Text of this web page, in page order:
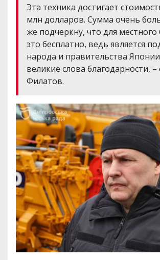
Эта техника достигает
млн долларов. Сумма очень
же подчеркну, что для
это бесплатно, ведь является
народа и правительства
великие слова благодарности, –
Филатов.